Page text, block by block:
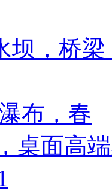
坝，桥